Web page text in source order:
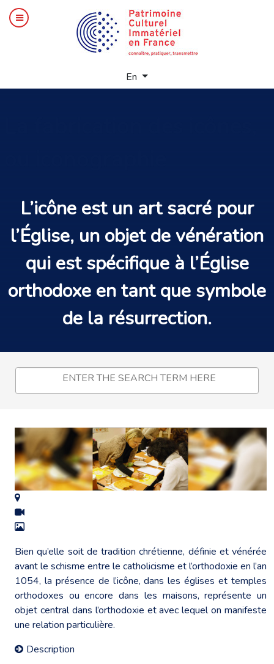
En
L’icône est un artsacré pour
l’Église, un objet devénération
qui est spécifique à l’Église
orthodoxe en tant que symbole
de la résurrection.
Bien qu’elle soit de tradition chrétienne, définie et vénérée
avant le schisme entre le catholicisme et l’orthodoxie en l’an
1054, la présence de l’icône, dans les églises et temples
orthodoxes ou encore dans les maisons, représente un
objet central dans l’orthodoxie et avec lequel on manifeste
une relation particulière.
Description